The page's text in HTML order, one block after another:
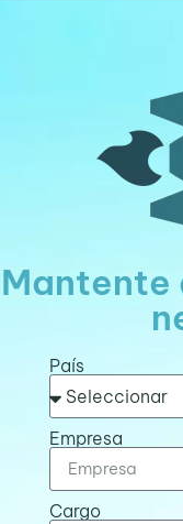
Mantente
País
Empresa
Cargo